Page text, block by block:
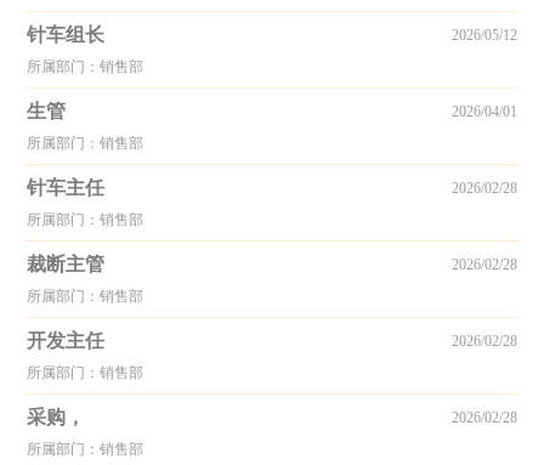
针车组长
所属部门：销售部
2026/05/12
生管
所属部门：销售部
2026/04/01
针车主任
所属部门：销售部
2026/02/28
裁断主管
所属部门：销售部
2026/02/28
开发主任
所属部门：销售部
2026/02/28
采购，
所属部门：销售部
2026/02/28